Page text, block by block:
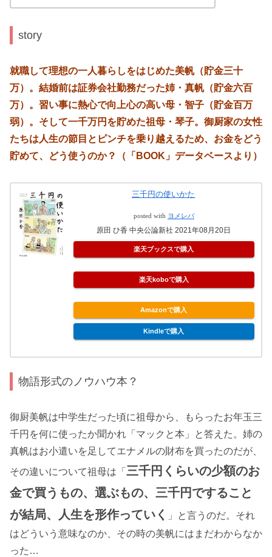
story
就職して理想の一人暮らしをはじめた美帆（貯金三十
万）。結婚前は証券会社勤務だった姉・真帆（貯金六百
万）。習い事に熱心で向上心の高い母・智子（貯金百万
弱）。そして一千万円を貯めた祖母・琴子。御厨家の女性
たちは人生の節目とピンチを乗り越えるため、お金をどう
貯めて、どう使うのか？（「BOOK」データベースより）
三千円の使いかた
posted with ヨメレバ
原田 ひ香 中央公論新社 2021年08月20日
楽天ブックスで購入
楽天koboで購入
Amazonで購入
Kindleで購入
物語形式のノウハウ本？
御厨美帆は中学生だった頃に祖母から、もらったお年玉三
千円を何に使ったか聞かれ「マックと本」と答えた。姉の
真帆はお小遣いを足してエナメルの財布を買ったのだが、
その違いについて祖母は「 三千円くらいの少額のお
金で買うもの、選ぶもの、三千円ですること
が結局、人生を形作っていく
」と言うのだ。それ
はどういう意味なのか、その時の美帆にはまだわからなか
った…